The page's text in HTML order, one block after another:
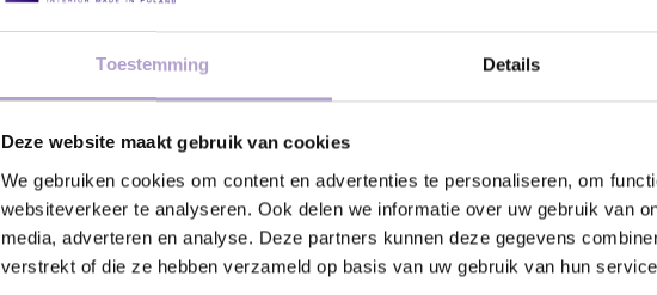
Toestemming Details
Deze website maakt gebruik van cookies
We gebruiken cookies om content en advertenties te personaliseren, om
websiteverkeer te analyseren. Ook delen we informatie over uw gebruik van
media, adverteren en analyse. Deze partners kunnen deze gegevens
verstrekt of die ze hebben verzameld op basis van uw gebruik van hun
Gratis geleverd vanaf €500,-